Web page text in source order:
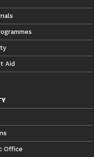
Aid
Office